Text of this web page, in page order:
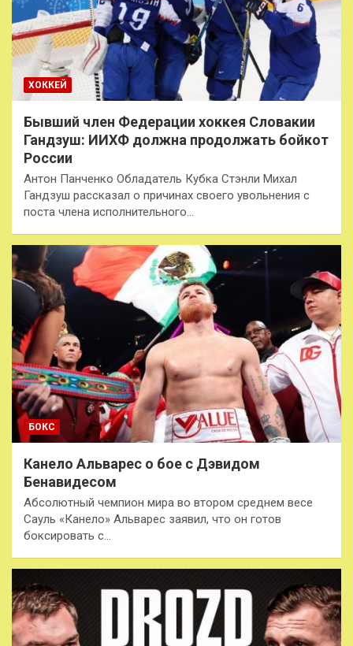
ХОККЕЙ
Бывший член Федерации хоккея Словакии
Гандзуш: ИИХФ должна продолжать бойкот
России
Антон Панченко Обладатель Кубка Стэнли Михал
Гандзуш рассказал о причинах своего увольнения с
поста члена исполнительного…
БОКС
Канело Альварес о бое с Дэвидом
Бенавидесом
Абсолютный чемпион мира во втором среднем весе
Сауль «Канело» Альварес заявил, что он готов
боксировать с…